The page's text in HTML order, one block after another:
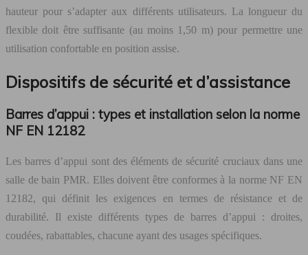
hauteur pour s’adapter aux différents utilisateurs. La longueur du
flexible doit être suffisante (au moins 1,50 m) pour permettre une
utilisation confortable en position assise.
Dispositifs de sécurité et d’assistance
Barres d’appui : types et installation selon la norme
NF EN 12182
Les barres d’appui sont des éléments de sécurité cruciaux dans une
salle de bain PMR. Elles doivent être conformes à la norme NF EN
12182, qui définit les exigences en termes de résistance et de
durabilité. Il existe différents types de barres d’appui : droites,
coudées, rabattables, chacune ayant des usages spécifiques.